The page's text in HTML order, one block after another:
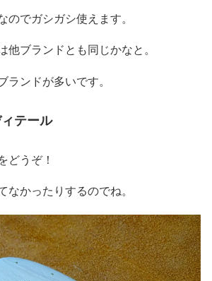
のでガシガシ使えます。
他ブランドとも同じかなと。
ランドが多いです。
テール
どうぞ！
なかったりするのでね。